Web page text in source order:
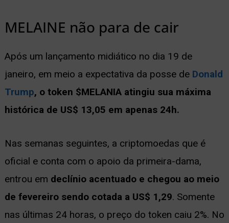
MELAINE não para de cair
Após um lançamento midiático no dia 19 de
janeiro, em meio a expectativa da posse de Donald
Trump, o token $MELANIA atingiu sua máxima
histórica de US$ 13,05 em apenas 24h.
Nas semanas seguintes, a criptomoedas que é
oficial e conta com o apoio da primeira-dama,
entrou em declínio acentuado e chegou ao meio
de fevereiro sendo cotada a US$ 1,29. Somente
nas últimas 24 horas, o preço do token caiu 2%. No